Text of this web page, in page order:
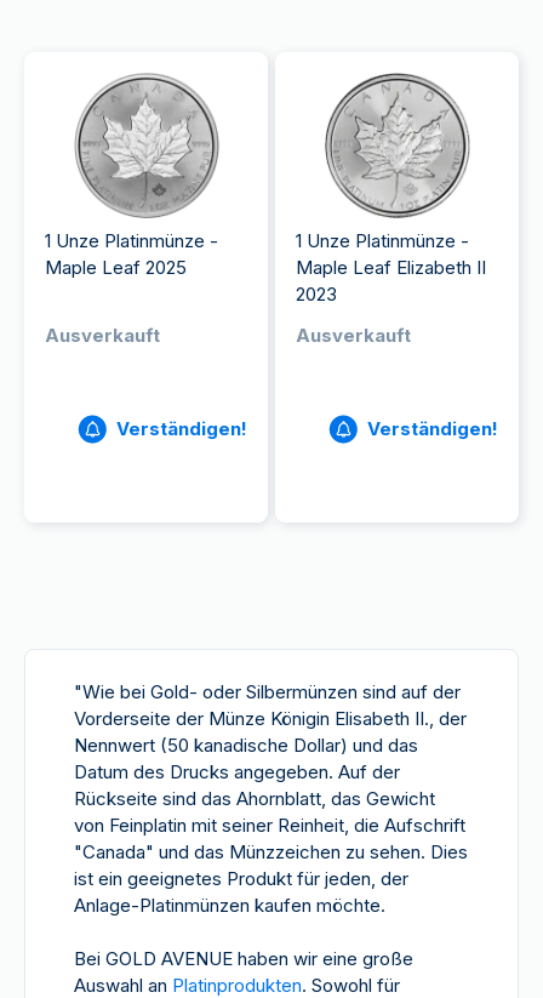
1 Unze Platinmünze -
Maple Leaf 2025
Ausverkauft
Verständigen!
1 Unze Platinmünze -
Maple Leaf Elizabeth II
2023
Ausverkauft
Verständigen!
"Wie bei Gold- oder Silbermünzen sind auf der
Vorderseite der Münze Königin Elisabeth II., der
Nennwert (50 kanadische Dollar) und das
Datum des Drucks angegeben. Auf der
Rückseite sind das Ahornblatt, das Gewicht
von Feinplatin mit seiner Reinheit, die Aufschrift
"Canada" und das Münzzeichen zu sehen. Dies
ist ein geeignetes Produkt für jeden, der
Anlage-Platinmünzen kaufen möchte.
Bei GOLD AVENUE haben wir eine große
Auswahl an Platinprodukten. Sowohl für